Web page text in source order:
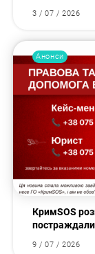
3 / 07 / 2026
Анонси
КримSOS
9 / 07 / 2026